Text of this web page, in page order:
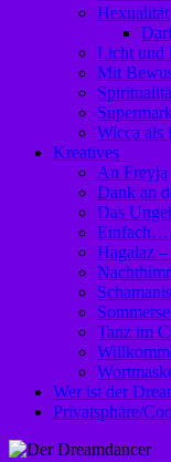
Hexualität
Licht und
Mit
Wicca als
Kreatives
An Freyja
Dank an
Das
Hagalaz
Tanz im
Wer ist der
Privatsphäre/